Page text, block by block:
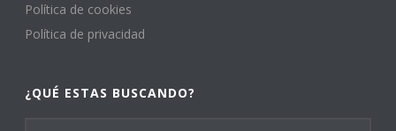
Política de cookies
Política de privacidad
¿QUÉ ESTAS BUSCANDO?